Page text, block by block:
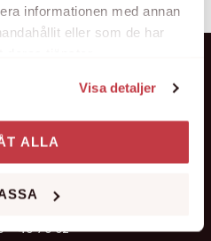
informationen med annan
eller som de har
Visa detaljer
ALLA
i en mortel. Rör […]
väg 2
karta →
- 46 76 92